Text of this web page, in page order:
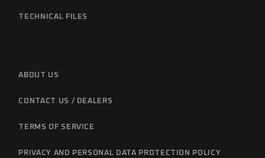
TECHNICAL FILES
ABOUT US
CONTACT US / DEALERS
TERMS OF SERVICE
PRIVACY AND PERSONAL DATA PROTECTION POLICY